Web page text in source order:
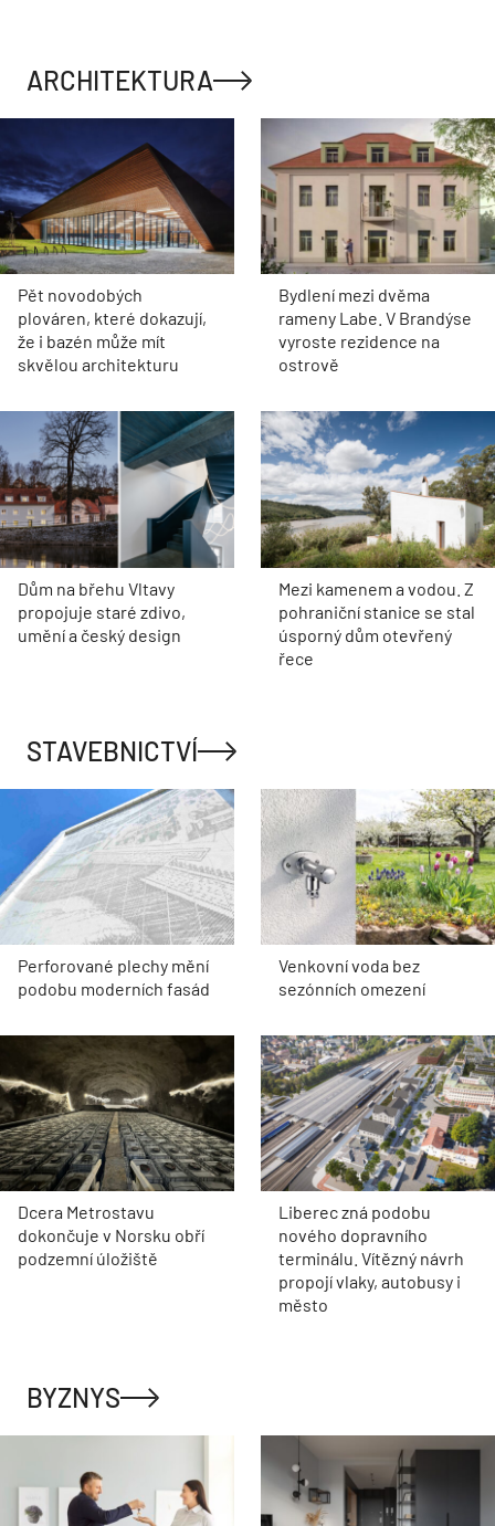
ARCHITEKTURA
Pět novodobých
plováren, které dokazují,
že i bazén může mít
skvělou architekturu
Bydlení mezi dvěma
rameny Labe. V Brandýse
vyroste rezidence na
ostrově
Dům na břehu Vltavy
propojuje staré zdivo,
umění a český design
Mezi kamenem a vodou. Z
pohraniční stanice se stal
úsporný dům otevřený
řece
STAVEBNICTVÍ
Perforované plechy mění
podobu moderních fasád
Venkovní voda bez
sezónních omezení
Dcera Metrostavu
dokončuje v Norsku obří
podzemní úložiště
Liberec zná podobu
nového dopravního
terminálu. Vítězný návrh
propojí vlaky, autobusy i
město
BYZNYS